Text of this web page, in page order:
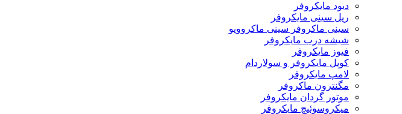
دیود مایکروفر
ریل سینی مایکروفر
سینی ماکروفر سینی ماکروویو
شیشه درب مایکروفر
فیوز مایکروفر
کوپل مایکروفر و سولاردام
لامپ مایکروفر
مگنترون ماکروفر
موتور گردان مایکروفر
میکروسوئیچ مایکروفر